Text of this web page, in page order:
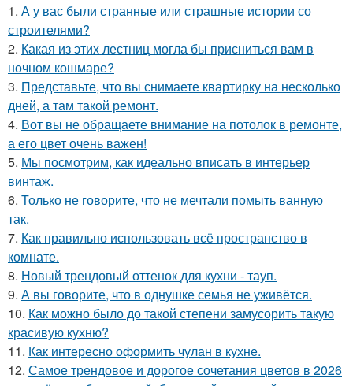
1. А у вас были странные или страшные истории со
строителями?
2. Какая из этих лестниц могла бы присниться вам в
ночном кошмаре?
3. Представьте, что вы снимаете квартирку на несколько
дней, а там такой ремонт.
4. Вот вы не обращаете внимание на потолок в ремонте,
а его цвет очень важен!
5. Мы посмотрим, как идеально вписать в интерьер
винтаж.
6. Только не говорите, что не мечтали помыть ванную
так.
7. Как правильно использовать всё пространство в
комнате.
8. Новый трендовый оттенок для кухни - тауп.
9. А вы говорите, что в однушке семья не уживётся.
10. Как можно было до такой степени замусорить такую
красивую кухню?
11. Как интересно оформить чулан в кухне.
12. Самое трендовое и дорогое сочетания цветов в 2026